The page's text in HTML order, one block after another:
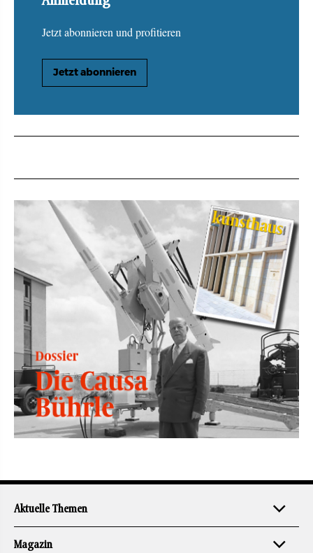
Jetzt abonnieren und profitieren
Jetzt abonnieren
Aktuelle Themen
Magazin